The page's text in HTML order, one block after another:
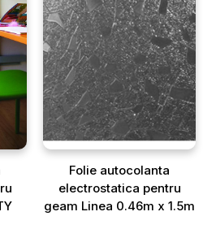
Folie autocolanta
electrostatica pentru
geam Linea 0.46m x 1.5m